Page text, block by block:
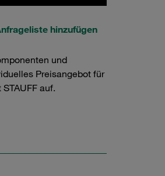
hinzufügen
und
Preisangebot für
STAUFF auf.